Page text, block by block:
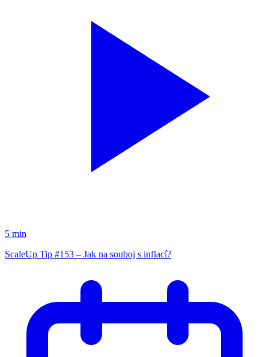
5 min
ScaleUp Tip #153 – Jak na souboj s inflací?